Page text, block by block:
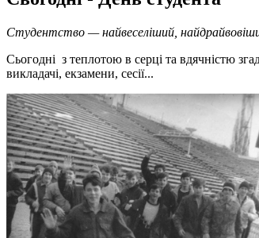
Студентство — найвеселіший,
Сьогодні з теплотою в серці та вдячністю
викладачі, екзамени, сесії...